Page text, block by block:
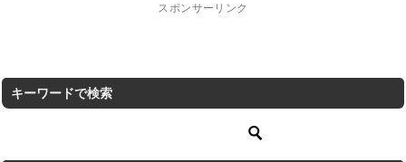
スポンサーリンク
キーワードで検索